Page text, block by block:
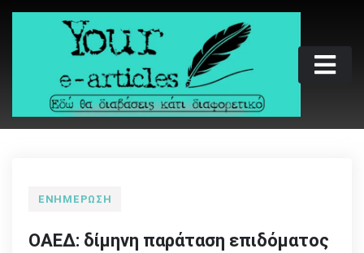
Skip
Your e-articles
Εδώ θα διαβάσεις κάτι διαφορετικό
ΕΝΗΜΈΡΩΣΗ
ΟΑΕΔ: δίμηνη παράταση επιδόματος